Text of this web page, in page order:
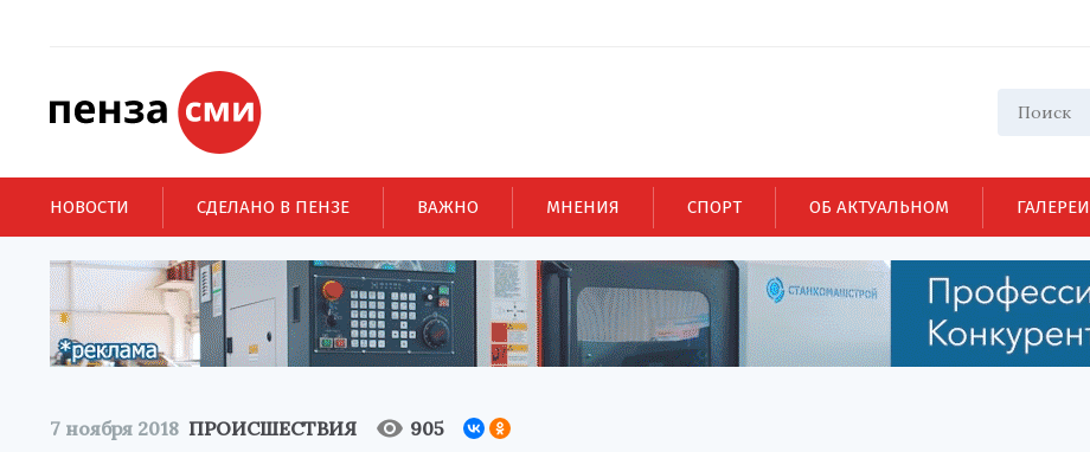
НОВОСТИ СДЕЛАНО В ПЕНЗЕ ВАЖНО МНЕНИЯ СПОРТ ОБ АКТУАЛЬНОМ ГАЛЕРЕИ
7 ноября 2018 ПРОИСШЕСТВИЯ 905